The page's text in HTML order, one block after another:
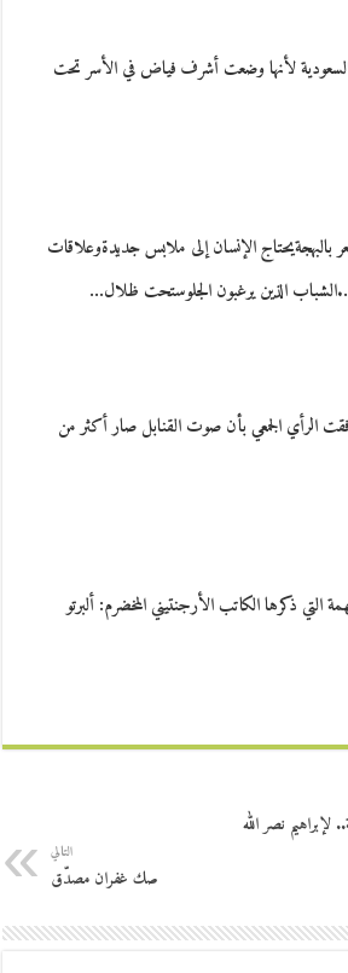
لأنها وضعت أشرف فياض في الأسر تحت
الإنسان إلى ملابس جديدةوعلاقات
الذين يرغبون الجلوستحت ظلال…
الرأي الجمعي بأن صوت القنابل صار أكثر من
التي ذكرها الكاتب الأرجنتيني المخضرم: ألبرتو
لإبراهيم نصر الله
التالي
صك غفران مصدّق